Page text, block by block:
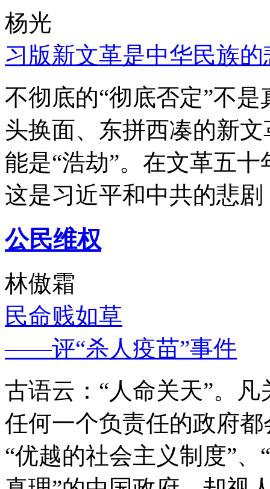
杨光
习版新文革是中华民族的
不彻底的“彻底否定”不
头换面、东拼西凑的新
能是“浩劫”。在文革五
这是习近平和中共的悲
公民维权
林傲霜
民命贱如草
——评“杀人疫苗”事件
古语云：“人命关天”。
任何一个负责任的政府
“优越的社会主义制度”